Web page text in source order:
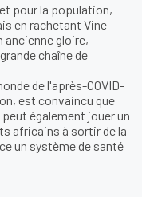
pour la population,
en rachetant Vine
ancienne gloire,
chaîne de
de l'après-COVID-
est convaincu que
également jouer un
africains à sortir de la
un système de santé